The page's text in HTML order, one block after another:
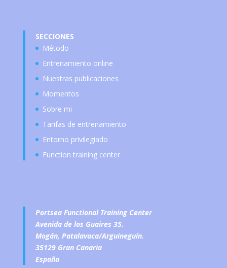
SECCIONES
Método
Entrenamiento online
Nuestras publicaciones
Momentos
Sobre mi
Tarifas de entrenamiento
Entorno privilegiado
Function training center
Portsea Functional Training Center
Avenida de los Guaires 35.
Mogán, Patalavaca/Arguineguín.
35129 Gran Canaria
España